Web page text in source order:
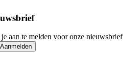
aan te melden voor onze nieuwsbrief
Aanmelden